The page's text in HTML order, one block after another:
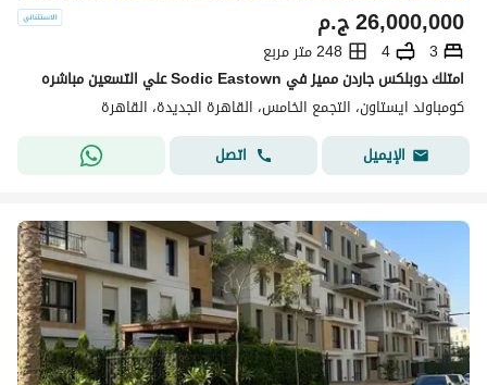
ج.م26,000,000
3
4
248 متر مربع
امتلك دوبلكس جاردن مميز في Sodic Eastown علي التسعين مباشره
كومباوند ايستاون، التجمع الخامس، القاهرة الجديدة، القاهرة
الإيميل
اتصل